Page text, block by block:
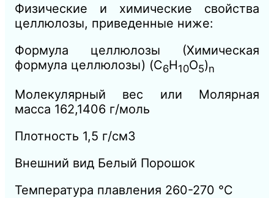
Физические и химические свойства
целлюлозы, приведенные ниже:
Формула целлюлозы (Химическая
формула целлюлозы) (C6H10O5)n
Молекулярный вес или Молярная
масса 162,1406 г/моль
Плотность 1,5 г/см3
Внешний вид Белый Порошок
Температура плавления 260-270 °C